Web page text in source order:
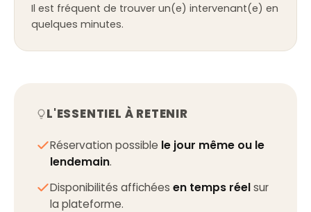
Il est fréquent de trouver un(e) intervenant(e) en
quelques minutes.
L'ESSENTIEL À RETENIR
Réservation possible le jour même ou le
lendemain.
Disponibilités affichées en temps réelsur
la plateforme.